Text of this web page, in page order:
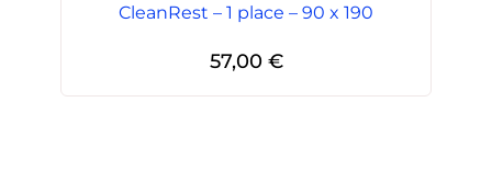
CleanRest – 1 place – 90 x 190
57,00 €